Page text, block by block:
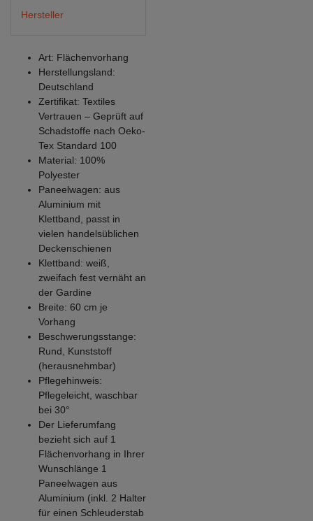
Hersteller
Art: Flächenvorhang
Herstellungsland:
Deutschland
Zertifikat: Textiles
Vertrauen – Geprüft auf
Schadstoffe nach Oeko-
Tex Standard 100
Material: 100%
Polyester
Paneelwagen: aus
Aluminium mit
Klettband, passt in
vielen handelsüblichen
Deckenschienen
Klettband: weiß,
zweifach fest vernäht an
der Gardine
Breite: 60 cm je
Vorhang
Beschwerungsstange:
Rund, Kunststoff
(herausnehmbar)
Pflegehinweis:
Pflegeleicht, waschbar
bei 30°
Der Lieferumfang
bezieht sich auf 1
Flächenvorhang in Ihrer
Wunschlänge 1
Paneelwagen aus
Aluminium (inkl. 2 Halter
für einen Schleuderstab